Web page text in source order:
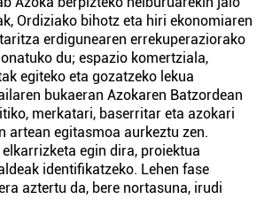
Ordiziako bihotz eta hiri ekonomiaren
erdigunearen errekuperaziorako
du; espazio komertziala,
egiteko eta gozatzeko lekua
bukaeran Azokaren Batzordean
merkatari, baserritar eta azokari
artean egitasmoa aurkeztu zen.
egin dira, proiektua
identifikatzeko. Lehen fase
aztertu da, bere nortasuna, irudi